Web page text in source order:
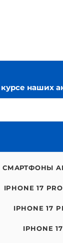
курсе наших
СМАРТФОНЫ
IPHONE 17
IPHONE 17
IPHONE 17